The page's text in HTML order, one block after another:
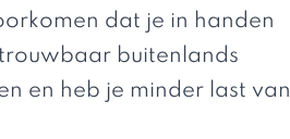
dat je in handen
buitenlands
en heb je minder last van